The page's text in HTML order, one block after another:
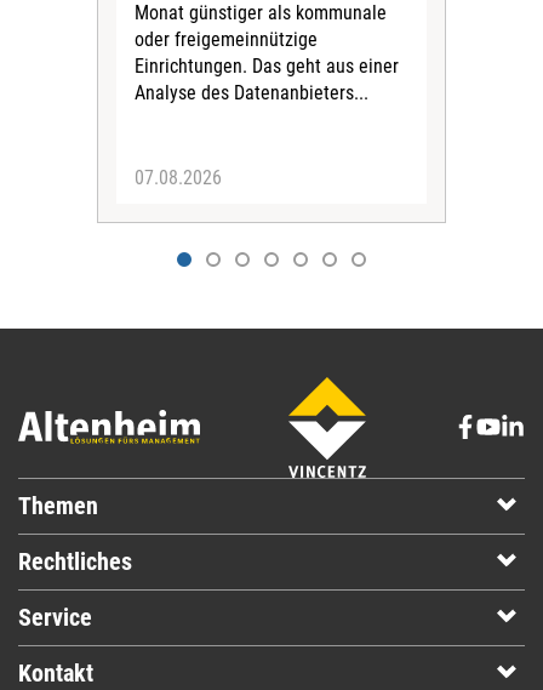
Monat günstiger als kommunale
oder freigemeinnützige
Einrichtungen. Das geht aus einer
Analyse des Datenanbieters...
07.08.2026
Themen
Rechtliches
Service
Kontakt